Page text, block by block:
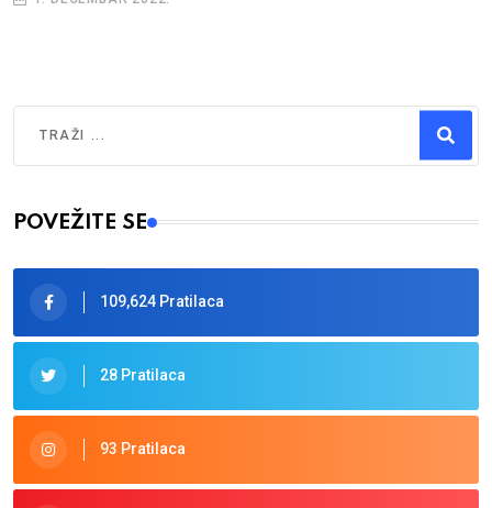
Type 2 or more characters for results.
POVEŽITE SE
109,624 Pratilaca
28 Pratilaca
93 Pratilaca